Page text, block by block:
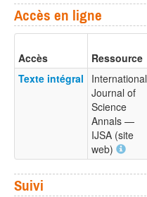
Accès en ligne
Accès Ressource
Texte intégral
International
Journal of
Science
Annals —
IJSA (site
web)
Suivi